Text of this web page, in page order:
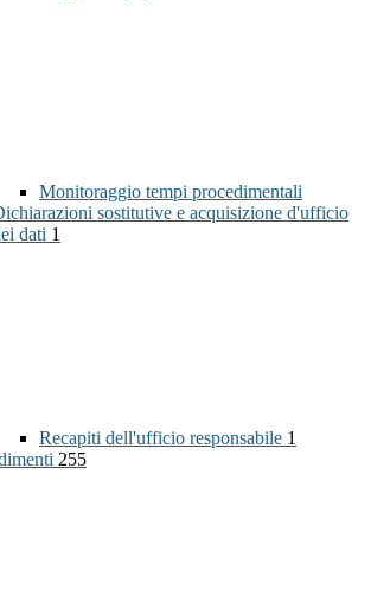
Monitoraggio tempi procedimentali
sostitutive e acquisizione d'ufficio
dati 1
Recapiti dell'ufficio responsabile 1
255